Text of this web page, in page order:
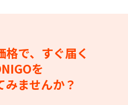
格で、すぐ届く
を
みませんか？